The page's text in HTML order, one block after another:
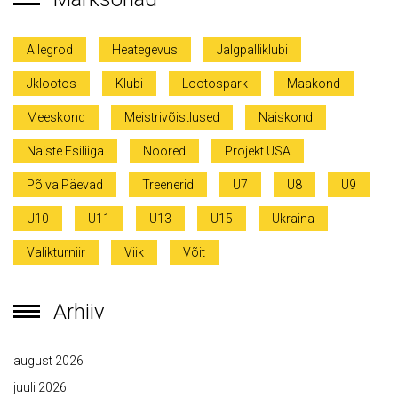
Allegrod Heategevus Jalgpalliklubi
Jklootos Klubi Lootospark Maakond
Meeskond Meistrivõistlused Naiskond
Naiste Esiliiga Noored Projekt USA
Põlva Päevad Treenerid U7 U8 U9
U10 U11 U13 U15 Ukraina
Valikturniir Viik Võit
Arhiiv
august 2026
juuli 2026